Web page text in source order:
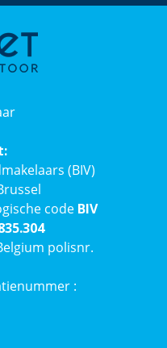
(BIV)
code BIV
polisnr.
: